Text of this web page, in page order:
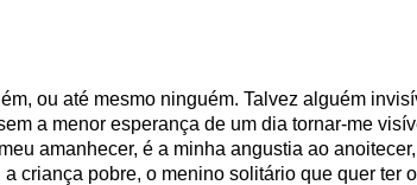
ou até mesmo ninguém. Talvez alguém
a menor esperança de um dia tornar-me
amanhecer, é a minha angustia ao
a criança pobre, o menino solitário que quer ter